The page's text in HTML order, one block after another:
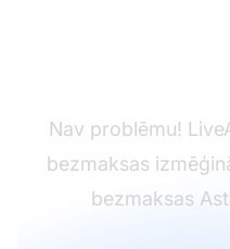
Nav problēmu!
bezmaksas
bezmaksas